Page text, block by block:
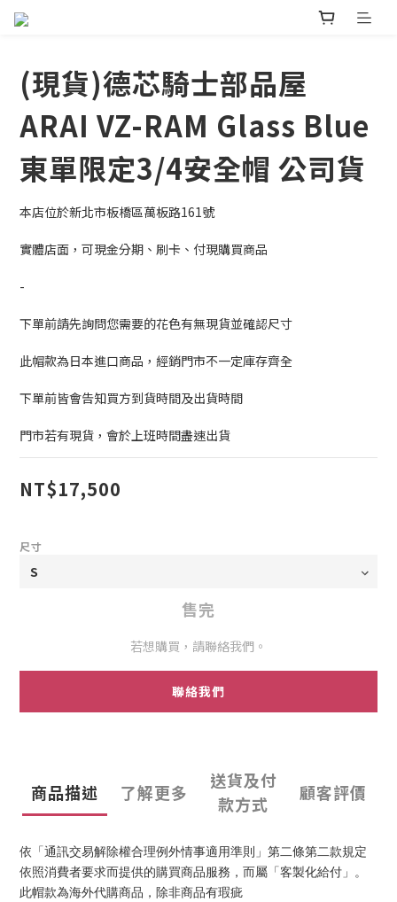
(現貨)德芯騎士部品屋
ARAI VZ-RAM Glass Blue
東單限定3/4安全帽 公司貨
本店位於新北市板橋區萬板路161號
實體店面，可現金分期、刷卡、付現購買商品
-
下單前請先詢問您需要的花色有無現貨並確認尺寸
此帽款為日本進口商品，經銷門市不一定庫存齊全
下單前皆會告知買方到貨時間及出貨時間
門市若有現貨，會於上班時間盡速出貨
NT$17,500
尺寸
售完
若想購買，請聯絡我們。
聯絡我們
商品描述 了解更多
送貨及付
款方式
顧客評價
依「通訊交易解除權合理例外情事適用準則」第二條第二款規定
依照消費者要求而提供的購買商品服務，而屬「客製化給付」。
此帽款為海外代購商品，除非商品有瑕疵